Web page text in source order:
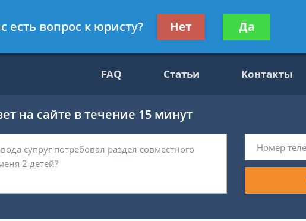
праву
Получите консультацию
бесплатно
FAQ Статьи Контакты
на сайте в течение 15 минут
есть вопрос к юристу? Нет Да